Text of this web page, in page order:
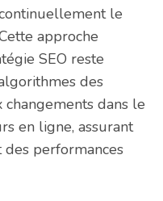
le
approche
SEO reste
des
dans le
en ligne, assurant
performances